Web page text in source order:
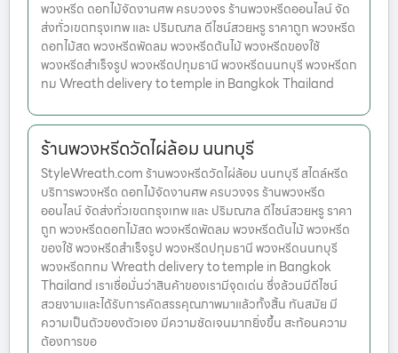
พวงหรีด ดอกไม้จัดงานศพ ครบวงจร ร้านพวงหรีดออนไลน์ จัด
ส่งทั่วเขตกรุงเทพ และ ปริมณฑล ดีไซน์สวยหรู ราคาถูก พวงหรีด
ดอกไม้สด พวงหรีดพัดลม พวงหรีดต้นไม้ พวงหรีดของใช้
พวงหรีดสำเร็จรูป พวงหรีดปทุมธานี พวงหรีดนนทบุรี พวงหรีดก
ทม Wreath delivery to temple in Bangkok Thailand
ร้านพวงหรีดวัดไผ่ล้อม นนทบุรี
StyleWreath.com ร้านพวงหรีดวัดไผ่ล้อม นนทบุรี สไตล์หรีด
บริการพวงหรีด ดอกไม้จัดงานศพ ครบวงจร ร้านพวงหรีด
ออนไลน์ จัดส่งทั่วเขตกรุงเทพ และ ปริมณฑล ดีไซน์สวยหรู ราคา
ถูก พวงหรีดดอกไม้สด พวงหรีดพัดลม พวงหรีดต้นไม้ พวงหรีด
ของใช้ พวงหรีดสำเร็จรูป พวงหรีดปทุมธานี พวงหรีดนนทบุรี
พวงหรีดกทม Wreath delivery to temple in Bangkok
Thailand เราเชื่อมั่นว่าสินค้าของเรามีจุดเด่น ซึ่งล้วนมีดีไซน์
สวยงามและได้รับการคัดสรรคุณภาพมาแล้วทั้งสิ้น ทันสมัย มี
ความเป็นตัวของตัวเอง มีความชัดเจนมากยิ่งขึ้น สะท้อนความ
ต้องการขอ